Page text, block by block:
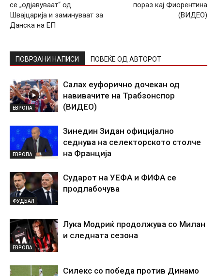
се „одјавуваат“ од
Швајцарија и заминуваат за
Данска на ЕП
пораз кај Фиорентина
(ВИДЕО)
ПОВРЗАНИ НАПИСИ ПОВЕЌЕ ОД АВТОРОТ
ЕВРОПА
Салах еуфорично дочекан од
навивачите на Трабзонспор
(ВИДЕО)
ЕВРОПА
Зинедин Зидан официјално
седнува на селекторското столче
на Франција
ФУДБАЛ
Сударот на УЕФА и ФИФА се
продлабочува
ЕВРОПА
Лука Модриќ продолжува со Милан
и следната сезона
Силекс со победа против Динамо